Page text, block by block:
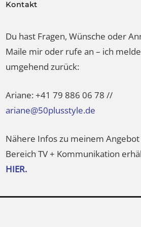
Kontakt
Du hast Fragen, Wünsche oder
Maile mir oder rufe an – ich
umgehend zurück:
Ariane: +41 79 886 06 78 //
ariane@50plusstyle.de
Nähere Infos zu meinem
Bereich TV + Kommunikation
HIER.